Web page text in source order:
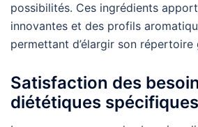
possibilités. Ces ingrédients
innovantes et des profils
permettant d’élargir son répertoire
Satisfaction des
diététiques spécifiques